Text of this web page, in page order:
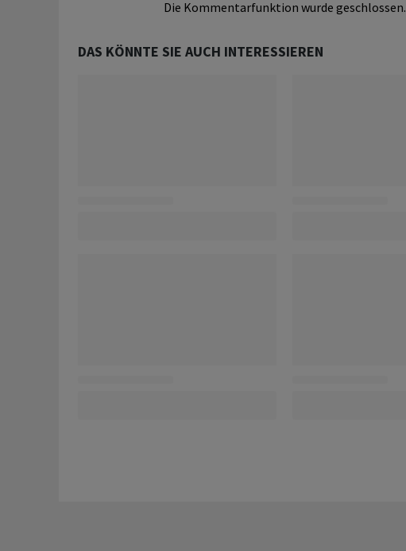
Die Kommentarfunktion wurde geschlossen.
DAS KÖNNTE SIE AUCH INTERESSIEREN